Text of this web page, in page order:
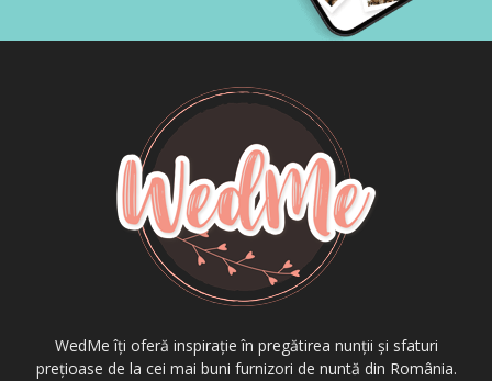
WedMe îți oferă inspirație în pregătirea nunții și sfaturi
prețioase de la cei mai buni furnizori de nuntă din România.